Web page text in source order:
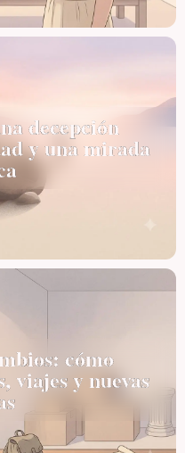
decepción
y una mirada
cómo
viajes y nuevas